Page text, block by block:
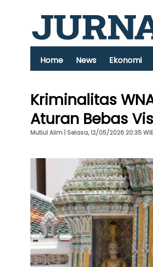
Home News Ekonomi
Kriminalitas
Aturan Bebas
Mutiul Alim | Selasa, 12/05/2026 20:35